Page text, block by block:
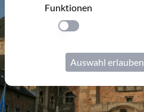
Funktionen
Einstellung anwenden
Auswahl erlauben